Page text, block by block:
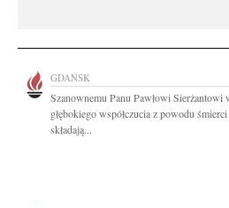
GDAŃSK
Szanownemu Panu Pawłowi Sierżantowi
głębokiego współczucia z powodu
składają...